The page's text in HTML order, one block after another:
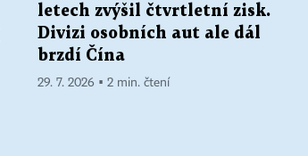
letech zvýšil čtvrtletní zisk.
Divizi osobních aut ale dál
brzdí Čína
29. 7. 2026 ▪ 2 min. čtení